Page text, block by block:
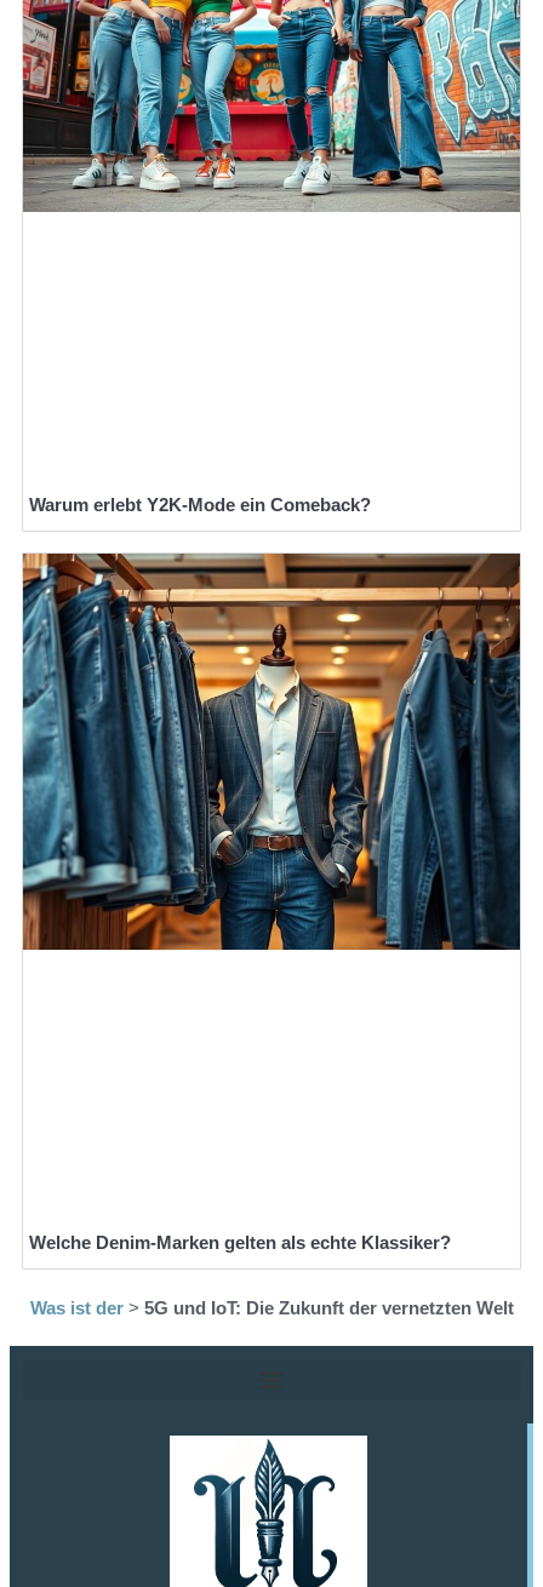
Warum erlebt Y2K-Mode ein Comeback?
Welche Denim-Marken gelten als echte Klassiker?
Was ist der> 5G und IoT: Die Zukunft der vernetzten Welt